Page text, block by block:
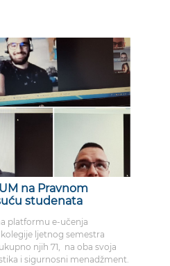
na Pravnom
studenata
platformu e-učenja
ljetnog semestra
njih 71, na oba svoja
i sigurnosni menadžment.